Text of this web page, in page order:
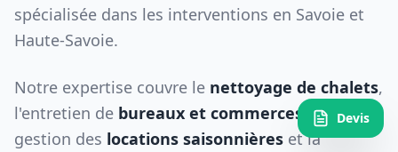
spécialisée dans les interventions en Savoie et
Haute-Savoie.
Notre expertise couvre le nettoyage de chalets,
l'entretien de bureaux et commerces
, la
gestion des locations saisonnières et la
Devis